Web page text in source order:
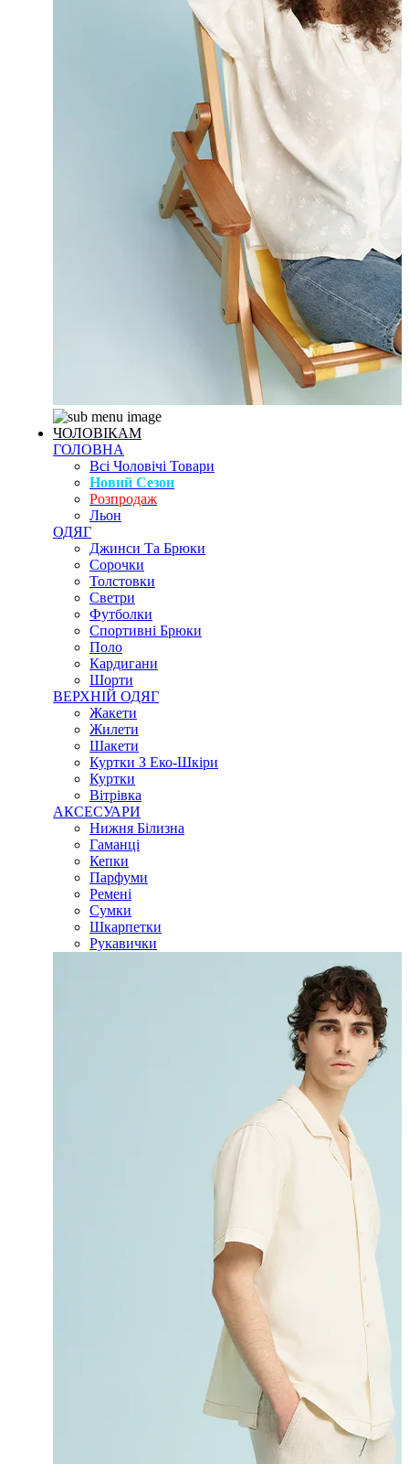
ЧОЛОВІКАМ
ГОЛОВНА
Всі Чоловічі Товари
Новий Сезон
Розпродаж
Льон
ОДЯГ
Джинси Та Брюки
Сорочки
Толстовки
Светри
Футболки
Спортивні Брюки
Поло
Кардигани
Шорти
ВЕРХНІЙ ОДЯГ
Жакети
Жилети
Шакети
Куртки З Еко-Шкіри
Куртки
Вітрівка
АКСЕСУАРИ
Нижня Білизна
Гаманці
Кепки
Парфуми
Ремені
Сумки
Шкарпетки
Рукавички